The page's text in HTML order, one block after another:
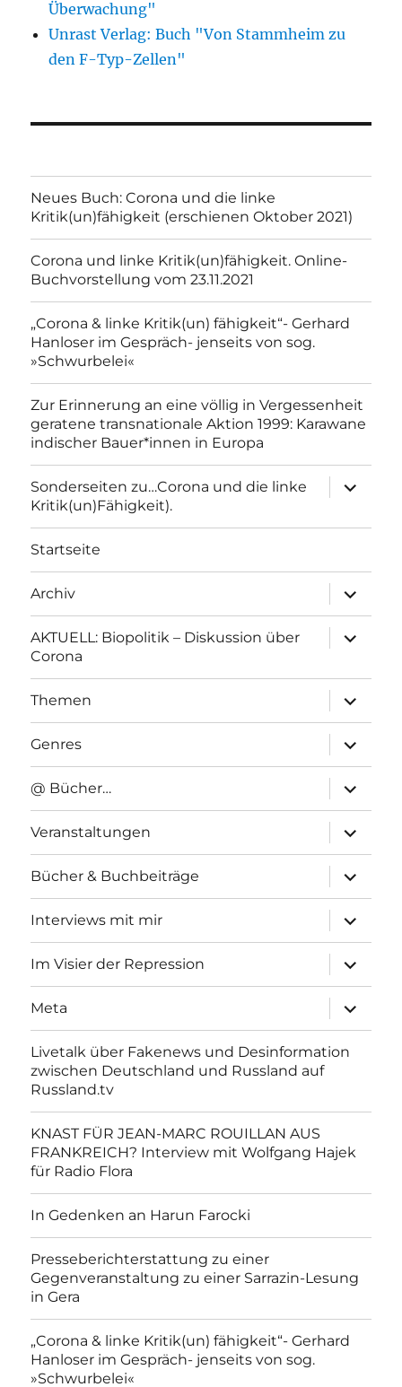
Überwachung"
Unrast Verlag: Buch "Von Stammheim zu
den F-Typ-Zellen"
Neues Buch: Corona und die linke
Kritik(un)fähigkeit (erschienen Oktober 2021)
Corona und linke Kritik(un)fähigkeit. Online-
Buchvorstellung vom 23.11.2021
„Corona & linke Kritik(un) fähigkeit“- Gerhard
Hanloser im Gespräch- jenseits von sog.
»Schwurbelei«
Zur Erinnerung an eine völlig in Vergessenheit
geratene transnationale Aktion 1999: Karawane
indischer Bauer*innen in Europa
Sonderseiten zu…Corona und die linke
Kritik(un)Fähigkeit).
anzeigen
Startseite
Archiv
anzeigen
AKTUELL: Biopolitik – Diskussion über
Corona
anzeigen
Themen
anzeigen
Genres
anzeigen
@ Bücher…
anzeigen
Veranstaltungen
anzeigen
Bücher & Buchbeiträge
anzeigen
Interviews mit mir
anzeigen
Im Visier der Repression
anzeigen
Meta
anzeigen
Livetalk über Fakenews und Desinformation
zwischen Deutschland und Russland auf
Russland.tv
KNAST FÜR JEAN-MARC ROUILLAN AUS
FRANKREICH? Interview mit Wolfgang Hajek
für Radio Flora
In Gedenken an Harun Farocki
Presseberichterstattung zu einer
Gegenveranstaltung zu einer Sarrazin-Lesung
in Gera
„Corona & linke Kritik(un) fähigkeit“- Gerhard
Hanloser im Gespräch- jenseits von sog.
»Schwurbelei«